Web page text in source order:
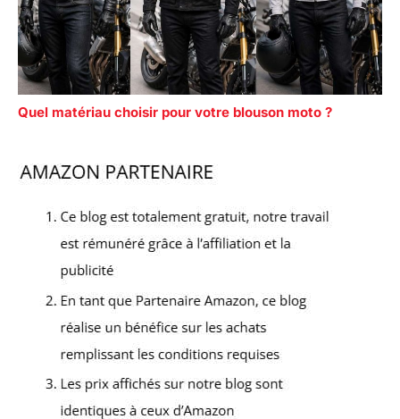
Quel matériau choisir pour votre blouson moto ?